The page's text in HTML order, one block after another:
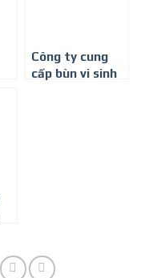
Công ty cung
cấp bùn vi sinh